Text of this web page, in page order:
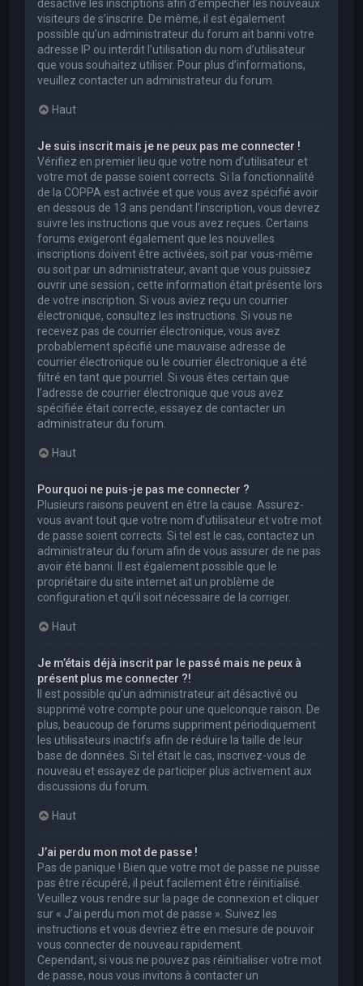
désactivé les inscriptions afin d’empêcher les nouveaux
visiteurs de s’inscrire. De même, il est également
possible qu’un administrateur du forum ait banni votre
adresse IP ou interdit l’utilisation du nom d’utilisateur
que vous souhaitez utiliser. Pour plus d’informations,
veuillez contacter un administrateur du forum.
Haut
Je suis inscrit mais je ne peux pas me connecter !
Vérifiez en premier lieu que votre nom d’utilisateur et
votre mot de passe soient corrects. Si la fonctionnalité
de la COPPA est activée et que vous avez spécifié avoir
en dessous de 13 ans pendant l’inscription, vous devrez
suivre les instructions que vous avez reçues. Certains
forums exigeront également que les nouvelles
inscriptions doivent être activées, soit par vous-même
ou soit par un administrateur, avant que vous puissiez
ouvrir une session ; cette information était présente lors
de votre inscription. Si vous aviez reçu un courrier
électronique, consultez les instructions. Si vous ne
recevez pas de courrier électronique, vous avez
probablement spécifié une mauvaise adresse de
courrier électronique ou le courrier électronique a été
filtré en tant que pourriel. Si vous êtes certain que
l’adresse de courrier électronique que vous avez
spécifiée était correcte, essayez de contacter un
administrateur du forum.
Haut
Pourquoi ne puis-je pas me connecter ?
Plusieurs raisons peuvent en être la cause. Assurez-
vous avant tout que votre nom d’utilisateur et votre mot
de passe soient corrects. Si tel est le cas, contactez un
administrateur du forum afin de vous assurer de ne pas
avoir été banni. Il est également possible que le
propriétaire du site internet ait un problème de
configuration et qu’il soit nécessaire de la corriger.
Haut
Je m’étais déjà inscrit par le passé mais ne peux à
présent plus me connecter ?!
Il est possible qu’un administrateur ait désactivé ou
supprimé votre compte pour une quelconque raison. De
plus, beaucoup de forums suppriment périodiquement
les utilisateurs inactifs afin de réduire la taille de leur
base de données. Si tel était le cas, inscrivez-vous de
nouveau et essayez de participer plus activement aux
discussions du forum.
Haut
J’ai perdu mon mot de passe !
Pas de panique ! Bien que votre mot de passe ne puisse
pas être récupéré, il peut facilement être réinitialisé.
Veuillez vous rendre sur la page de connexion et cliquer
sur « J’ai perdu mon mot de passe ». Suivez les
instructions et vous devriez être en mesure de pouvoir
vous connecter de nouveau rapidement.
Cependant, si vous ne pouvez pas réinitialiser votre mot
de passe, nous vous invitons à contacter un